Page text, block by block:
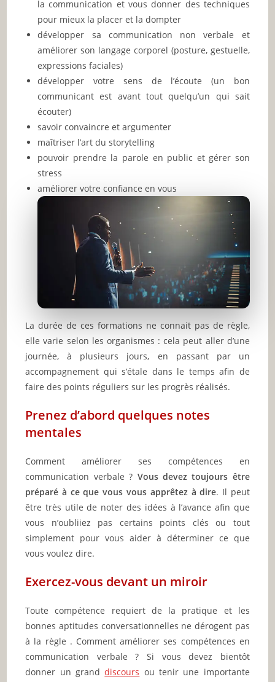
la communication et vous donner des techniques
pour mieux la placer et la dompter
développer sa communication non verbale et
améliorer son langage corporel (posture, gestuelle,
expressions faciales)
développer votre sens de l’écoute (un bon
communicant est avant tout quelqu’un qui sait
écouter)
savoir convaincre et argumenter
maîtriser l’art du storytelling
pouvoir prendre la parole en public et gérer son
stress
améliorer votre confiance en vous
La durée de ces formations ne connait pas de règle,
elle varie selon les organismes : cela peut aller d’une
journée, à plusieurs jours, en passant par un
accompagnement qui s’étale dans le temps afin de
faire des points réguliers sur les progrès réalisés.
Prenez d’abord quelques notes
mentales
Comment améliorer ses compétences en
communication verbale ? Vous devez toujours être
préparé à ce que vous vous apprêtez à dire. Il peut
être très utile de noter des idées à l’avance afin que
vous n’oubliiez pas certains points clés ou tout
simplement pour vous aider à déterminer ce que
vous voulez dire.
Exercez-vous devant un miroir
Toute compétence requiert de la pratique et les
bonnes aptitudes conversationnelles ne dérogent pas
à la règle . Comment améliorer ses compétences en
communication verbale ? Si vous devez bientôt
donner un granddiscours ou tenir une importante